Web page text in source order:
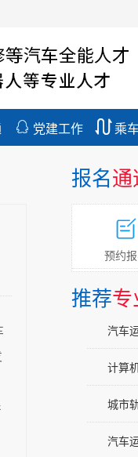
 党建工作 乘
报名

预约
推荐专
汽车
计算机
城市轨
汽车